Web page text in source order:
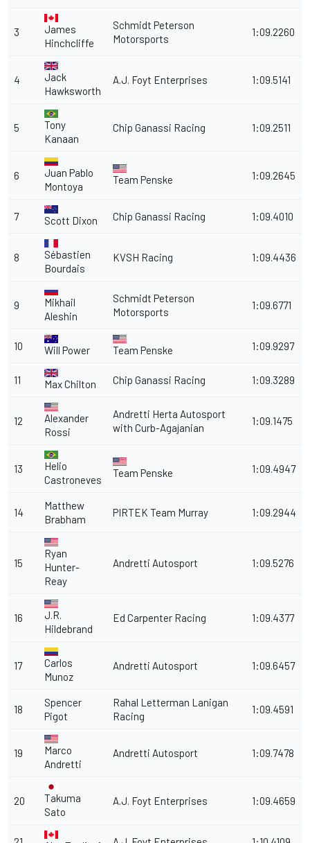
3
James
Hinchcliffe
Schmidt Peterson
Motorsports
1:09.2260
4
Jack
Hawksworth
A.J. Foyt Enterprises 1:09.5141
5
Tony
Kanaan
Chip Ganassi Racing 1:09.2511
6
Juan Pablo
Montoya
Team Penske 1:09.2645
7 Scott Dixon Chip Ganassi Racing 1:09.4010
8
Sébastien
Bourdais
KVSH Racing 1:09.4436
9
Mikhail
Aleshin
Schmidt Peterson
Motorsports
1:09.6771
10 Will Power Team Penske 1:09.9297
11 Max Chilton Chip Ganassi Racing 1:09.3289
12
Alexander
Rossi
Andretti Herta Autosport
with Curb-Agajanian
1:09.1475
13
Helio
Castroneves
Team Penske 1:09.4947
14
Matthew
Brabham
PIRTEK Team Murray 1:09.2944
15
Ryan
Hunter-
Reay
Andretti Autosport 1:09.5276
16
J.R.
Hildebrand
Ed Carpenter Racing 1:09.4377
17
Carlos
Munoz
Andretti Autosport 1:09.6457
18
Spencer
Pigot
Rahal Letterman Lanigan
Racing
1:09.4591
19
Marco
Andretti
Andretti Autosport 1:09.7478
20
Takuma
Sato
A.J. Foyt Enterprises 1:09.4659